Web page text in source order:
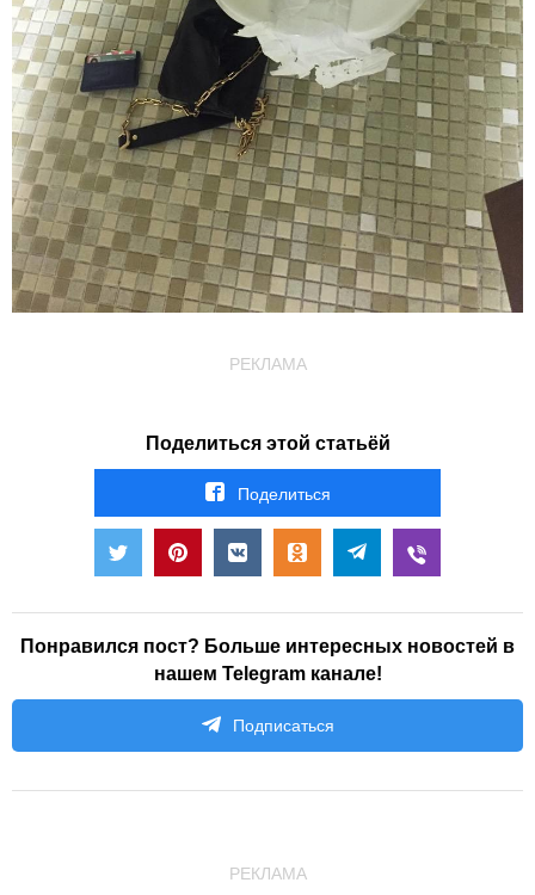
РЕКЛАМА
Поделиться этой статьёй
Поделиться
Понравился пост? Больше интересных новостей в
нашем Telegram канале!
Подписаться
РЕКЛАМА